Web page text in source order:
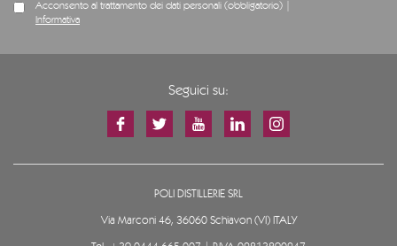
Acconsento al trattamento dei dati personali (obbligatorio) |
Informativa
Seguici su:
POLI DISTILLERIE SRL
Via Marconi 46, 36060 Schiavon (VI) ITALY